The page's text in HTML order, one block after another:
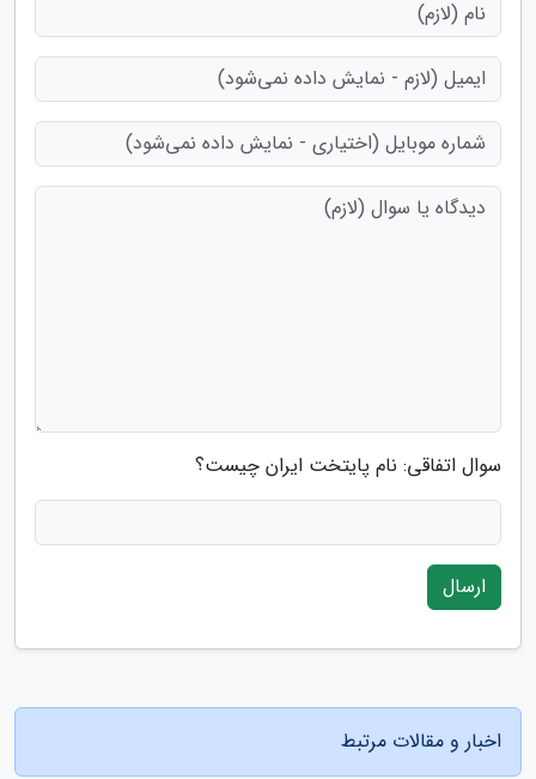
سوال اتفاقی: نام پایتخت ایران چیست؟
ارسال
اخبار و مقالات مرتبط